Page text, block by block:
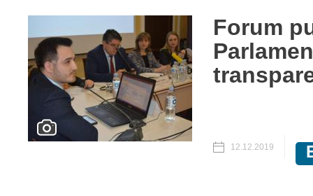
Forum
12.12.2019